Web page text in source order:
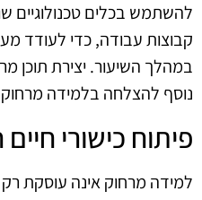
להשתמש בכלים טכנולוגיים
קבוצות עבודה, כדי לעודד
במהלך השיעור. יצירת תוכן
נוסף להצלחה בלמידה
פיתוח כישורי
למידה מרחוק אינה עוסקת